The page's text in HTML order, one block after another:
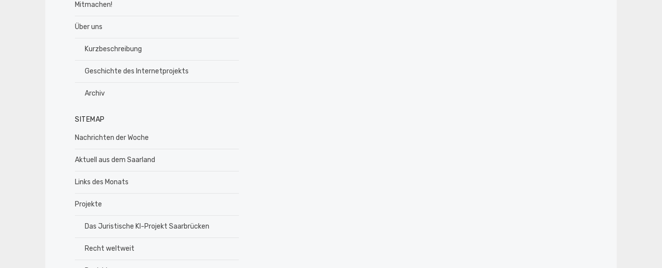
Mitmachen!
Über uns
Kurzbeschreibung
Geschichte des Internetprojekts
Archiv
SITEMAP
Nachrichten der Woche
Aktuell aus dem Saarland
Links des Monats
Projekte
Das Juristische KI-Projekt Saarbrücken
Recht weltweit